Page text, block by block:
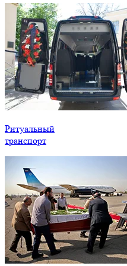
Ритуальный
транспорт